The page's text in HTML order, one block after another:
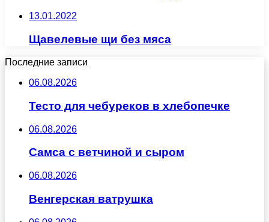
13.01.2022
Щавелевые щи без мяса
Последние записи
06.08.2026
Тесто для чебуреков в хлебопечке
06.08.2026
Самса с ветчиной и сыром
06.08.2026
Венгерская ватрушка